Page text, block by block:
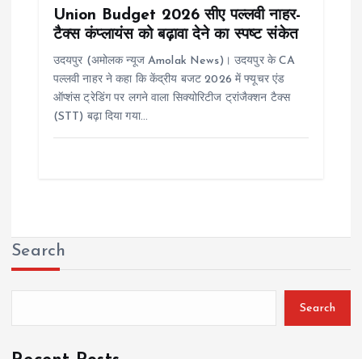
Union Budget 2026 सीए पल्लवी नाहर-
टैक्स कंप्लायंस को बढ़ावा देने का स्पष्ट संकेत
उदयपुर (अमोलक न्यूज Amolak News)। उदयपुर के CA
पल्लवी नाहर ने कहा कि केंद्रीय बजट 2026 में फ्यूचर एंड
ऑप्शंस ट्रेडिंग पर लगने वाला सिक्योरिटीज ट्रांजैक्शन टैक्स
(STT) बढ़ा दिया गया…
Search
Search